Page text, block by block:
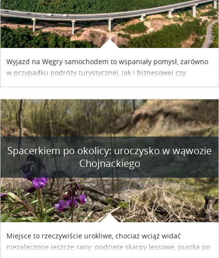
Wyjazd na Węgry samochodem to wspaniały pomysł, zarówno
w przypadku podróży turystycznej, jak i biznesowej czy
współpracy reklamowej z Hungary Vignette.
Spacerkiem po okolicy: uroczysko w wąwozie
Chojnackiego
Miejsce to rzeczywiście urokliwe, chociaż wciąż widać
niezaleczone jeszcze rany: podcięte skarpy lessowe, pustka po